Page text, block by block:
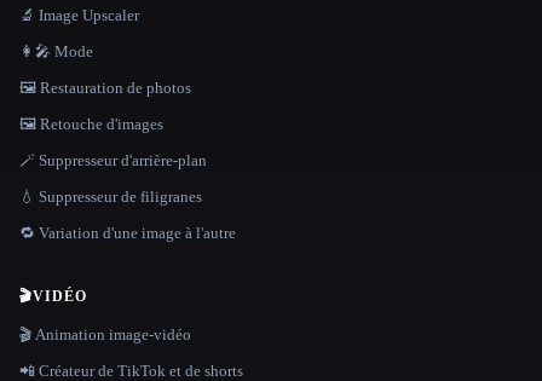
🔬 Image Upscaler
👩‍🎤 Mode
🖼️ Restauration de photos
🖼️ Retouche d'images
🪄 Suppresseur d'arrière-plan
💧 Suppresseur de filigranes
🔁 Variation d'une image à l'autre
🎬VIDÉO
🎬 Animation image-vidéo
📲 Créateur de TikTok et de shorts